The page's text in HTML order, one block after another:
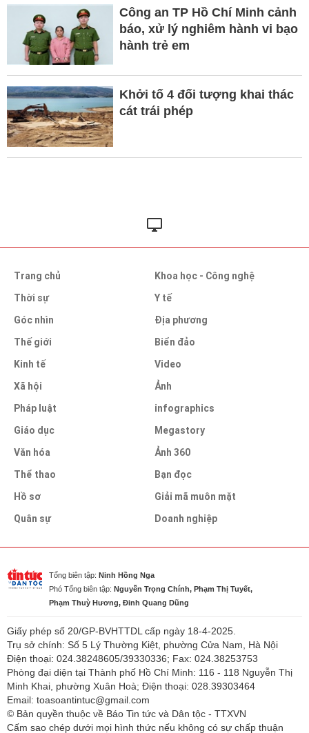
Công an TP Hồ Chí Minh cảnh
báo, xử lý nghiêm hành vi bạo
hành trẻ em
Khởi tố 4 đối tượng khai thác
cát trái phép
Trang chủ
Thời sự
Góc nhìn
Thế giới
Kinh tế
Xã hội
Pháp luật
Giáo dục
Văn hóa
Thể thao
Hồ sơ
Quân sự
Khoa học - Công nghệ
Y tế
Địa phương
Biển đảo
Video
Ảnh
infographics
Megastory
Ảnh 360
Bạn đọc
Giải mã muôn mặt
Doanh nghiệp
Tổng biên tập: Ninh Hồng Nga
Phó Tổng biên tập: Nguyễn Trọng Chính, Phạm Thị Tuyết,
Phạm Thuỳ Hương, Đinh Quang Dũng
Giấy phép số 20/GP-BVHTTDL cấp ngày 18-4-2025.
Trụ sở chính: Số 5 Lý Thường Kiệt, phường Cửa Nam, Hà Nội
Điện thoại: 024.38248605/39330336; Fax: 024.38253753
Phòng đại diện tại Thành phố Hồ Chí Minh: 116 - 118 Nguyễn Thị
Minh Khai, phường Xuân Hoà; Điện thoại: 028.39303464
Email: toasoantintuc@gmail.com
© Bản quyền thuộc về Báo Tin tức và Dân tộc - TTXVN
Cấm sao chép dưới mọi hình thức nếu không có sự chấp thuận